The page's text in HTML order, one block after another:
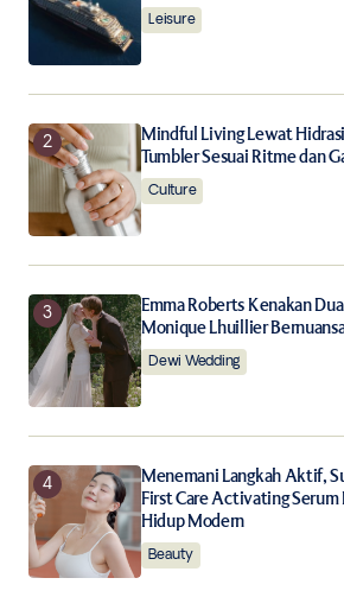
Save my name, email, and website
the next time I comment.
Notify me of new posts by email.
Submit Comment
Leisure
Mindful Living Lewat
Tumbler Sesuai Ritme dan
Culture
Emma Roberts Kenakan
Monique Lhuillier
Dewi Wedding
Menemani Langkah Aktif,
First Care Activating
Hidup Modern
Beauty